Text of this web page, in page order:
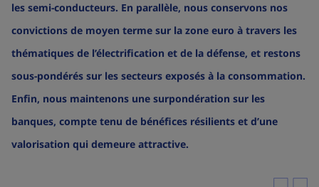
les semi-conducteurs. En parallèle, nous conservons nos
convictions de moyen terme sur la zone euro à travers les
thématiques de l’électrification et de la défense, et restons
sous-pondérés sur les secteurs exposés à la consommation.
Enfin, nous maintenons une surpondération sur les
banques, compte tenu de bénéfices résilients et d’une
valorisation qui demeure attractive.